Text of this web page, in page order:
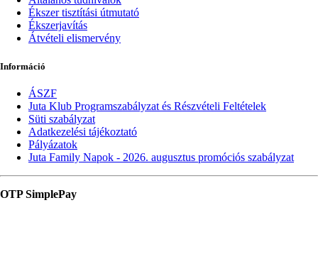
Ékszer tisztítási útmutató
Ékszerjavítás
Átvételi elismervény
Információ
ÁSZF
Juta Klub Programszabályzat és Részvételi Feltételek
Süti szabályzat
Adatkezelési tájékoztató
Pályázatok
Juta Family Napok - 2026. augusztus promóciós szabályzat
OTP SimplePay